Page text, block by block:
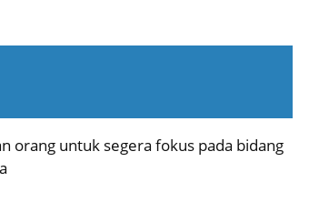
orang untuk segera fokus pada bidang